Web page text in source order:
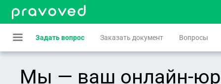
Задать вопрос Заказать документ Вопросы
Мы — ваш онлайн-